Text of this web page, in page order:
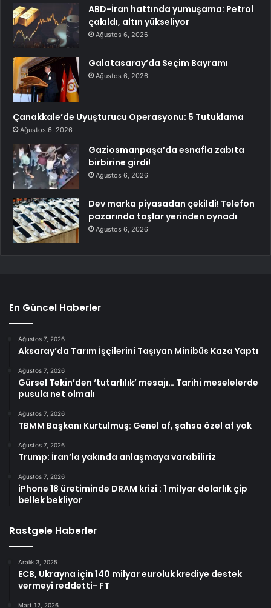
ABD-İran hattında yumuşama: Petrol
çakıldı, altın yükseliyor
Ağustos 6, 2026
Galatasaray’da Seçim Bayramı
Ağustos 6, 2026
Çanakkale’de Uyuşturucu Operasyonu: 5 Tutuklama
Ağustos 6, 2026
Gaziosmanpaşa’da esnafla zabıta
birbirine girdi!
Ağustos 6, 2026
Dev marka piyasadan çekildi! Telefon
pazarında taşlar yerinden oynadı
Ağustos 6, 2026
En Güncel Haberler
Ağustos 7, 2026
Aksaray’da Tarım İşçilerini Taşıyan Minibüs Kaza Yaptı
Ağustos 7, 2026
Gürsel Tekin’den ‘tutarlılık’ mesajı… Tarihi meselelerde
pusula net olmalı
Ağustos 7, 2026
TBMM Başkanı Kurtulmuş: Genel af, şahsa özel af yok
Ağustos 7, 2026
Trump: İran’la yakında anlaşmaya varabiliriz
Ağustos 7, 2026
iPhone 18 üretiminde DRAM krizi : 1 milyar dolarlık çip
bellek bekliyor
Rastgele Haberler
Aralık 3, 2025
ECB, Ukrayna için 140 milyar euroluk krediye destek
vermeyi reddetti- FT
Mart 12, 2026